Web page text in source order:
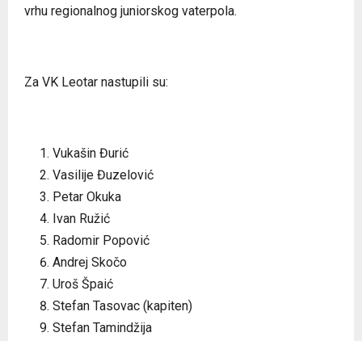
vrhu regionalnog juniorskog vaterpola.
Za VK Leotar nastupili su:
Vukašin Đurić
Vasilije Đuzelović
Petar Okuka
Ivan Ružić
Radomir Popović
Andrej Skočo
Uroš Špaić
Stefan Tasovac (kapiten)
Stefan Tamindžija